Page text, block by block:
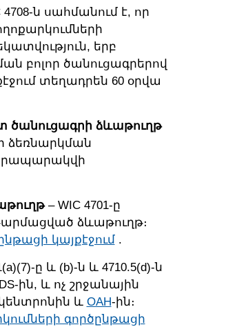
4708-ն սահմանում է, որ
երբ
բոլոր ծանուցագրերով
տեղադրեն 60 օրվա
ծանուցագրի ձևաթուղթ
ձեռնարկման
– WIC 4701-ը
ձևաթուղթ։
կայքէջում.
ը և (b)-ն և 4710.5(d)-ն
ին, և ոչ շրջանային
և OAH-ին։
գործընթացի